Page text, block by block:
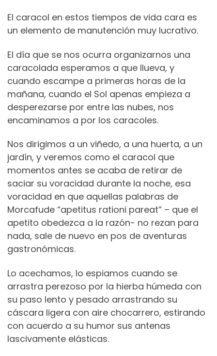
El caracol en estos tiempos de vida cara es
un elemento de manutención muy lucrativo.
El día que se nos ocurra organizarnos una
caracolada esperamos a que llueva, y
cuando escampe a primeras horas de la
mañana, cuando el Sol apenas empieza a
desperezarse por entre las nubes, nos
encaminamos a por los caracoles.
Nos dirigimos a un viñedo, a una huerta, a un
jardín, y veremos como el caracol que
momentos antes se acaba de retirar de
saciar su voracidad durante la noche, esa
voracidad en que aquellas palabras de
Morcafude “apetitus rationi pareat” – que el
apetito obedezca a la razón- no rezan para
nada, sale de nuevo en pos de aventuras
gastronómicas.
Lo acechamos, lo espiamos cuando se
arrastra perezoso por la hierba húmeda con
su paso lento y pesado arrastrando su
cáscara ligera con aire chocarrero, estirando
con acuerdo a su humor sus antenas
lascivamente elásticas.